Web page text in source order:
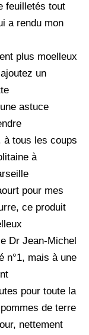
feuilletés tout
a rendu mon
plus moelleux
un
astuce
à tous les coups
à
pour mes
ce produit
Dr Jean-Michel
n°1, mais à une
pour toute la
de terre
nettement